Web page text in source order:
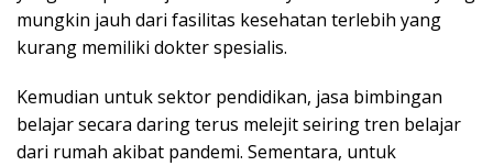
mungkin jauh dari fasilitas kesehatan terlebih yang
kurang memiliki dokter spesialis.
Kemudian untuk sektor pendidikan, jasa bimbingan
belajar secara daring terus melejit seiring tren belajar
dari rumah akibat pandemi. Sementara, untuk